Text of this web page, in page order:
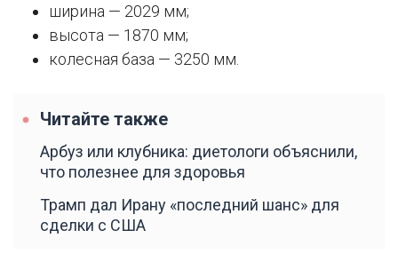
ширина — 2029 мм;
высота — 1870 мм;
колесная база — 3250 мм.
Читайте также
Арбуз или клубника: диетологи объяснили,
что полезнее для здоровья
Трамп дал Ирану «последний шанс» для
сделки с США